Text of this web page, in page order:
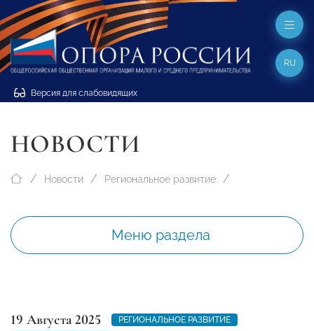
Версия для слабовидящих
RU
НОВОСТИ
Новости Региональное развитие
Меню раздела
19 Августа 2025
РЕГИОНАЛЬНОЕ РАЗВИТИЕ